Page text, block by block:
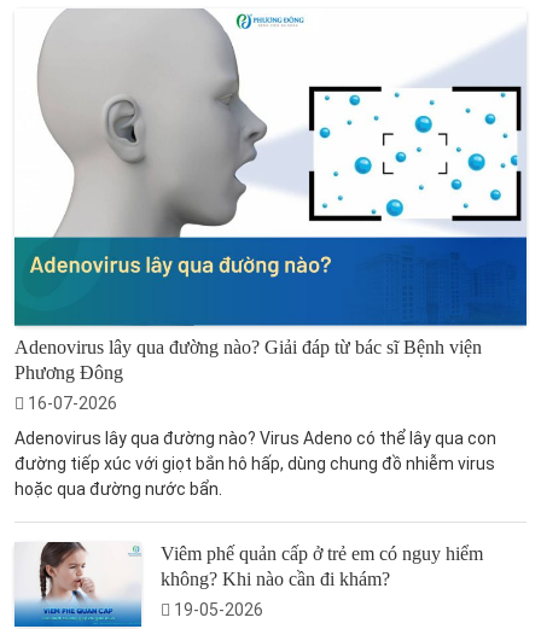
Adenovirus lây qua đường nào? Giải đáp từ bác sĩ Bệnh viện
Phương Đông
16-07-2026
Adenovirus lây qua đường nào? Virus Adeno có thể lây qua con
đường tiếp xúc với giọt bắn hô hấp, dùng chung đồ nhiễm virus
hoặc qua đường nước bẩn.
Viêm phế quản cấp ở trẻ em có nguy hiểm
không? Khi nào cần đi khám?
19-05-2026